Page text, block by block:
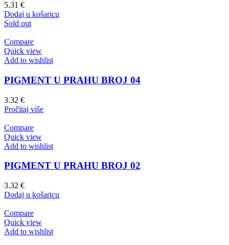
5.31 €
Dodaj u košaricu
Sold out
Compare
Quick view
Add to wishlist
PIGMENT U PRAHU BROJ 04
3.32 €
Pročitaj više
Compare
Quick view
Add to wishlist
PIGMENT U PRAHU BROJ 02
3.32 €
Dodaj u košaricu
Compare
Quick view
Add to wishlist